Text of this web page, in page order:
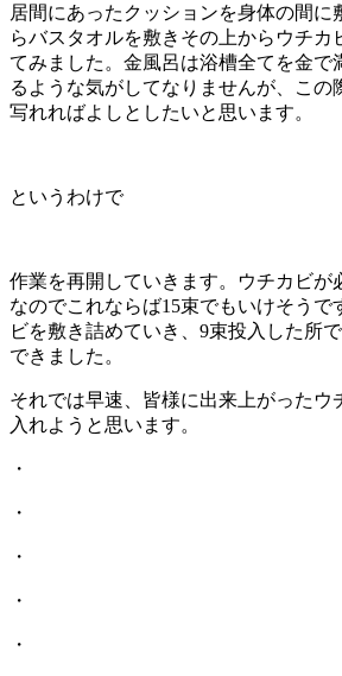
居間にあったクッションを身体の間に
らバスタオルを敷きその上からウチカ
てみました。金風呂は浴槽全てを金で
るような気がしてなりませんが、この
写れればよしとしたいと思います。
というわけで
作業を再開していきます。ウチカビが
なのでこれならば15束でもいけそうで
ビを敷き詰めていき、9束投入した所
できました。
それでは早速、皆様に出来上がったウ
入れようと思います。
・
・
・
・
・